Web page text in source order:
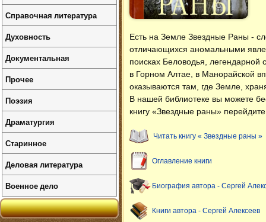
Есть на Земле Звездные Раны -
отличающихся аномальными
поисках Беловодья,
в Горном Алтае, в Манорайской
оказываются там, где Земле,
В нашей библиотеке вы можете
книгу «Звездные раны»
Читать книгу « Звездные раны »
Оглавление книги
Биография автора - Сергей
Книги автора - Сергей Алексеев
Справочная литература
Духовность
Документальная
Прочее
Поэзия
Драматургия
Старинное
Деловая литература
Военное дело